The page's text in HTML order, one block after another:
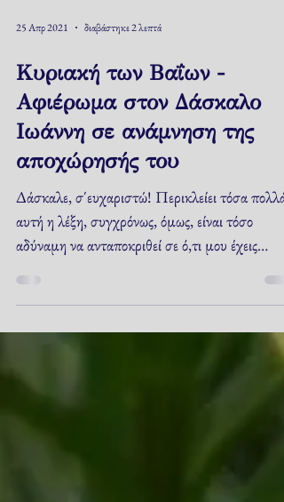
25 Απρ 2021
Κυριακή των Βαΐων -
Αφιέρωμα στον Δάσκαλο
Ιωάννη σε ανάμνηση της
αποχώρησής του
Δάσκαλε, σ΄ευχαριστώ! Περικλείει τόσα πολλά
αυτή η λέξη, συγχρόνως, όμως, είναι τόσο
αδύναμη να ανταποκριθεί σε ό,τι μου έχεις
δώσει...